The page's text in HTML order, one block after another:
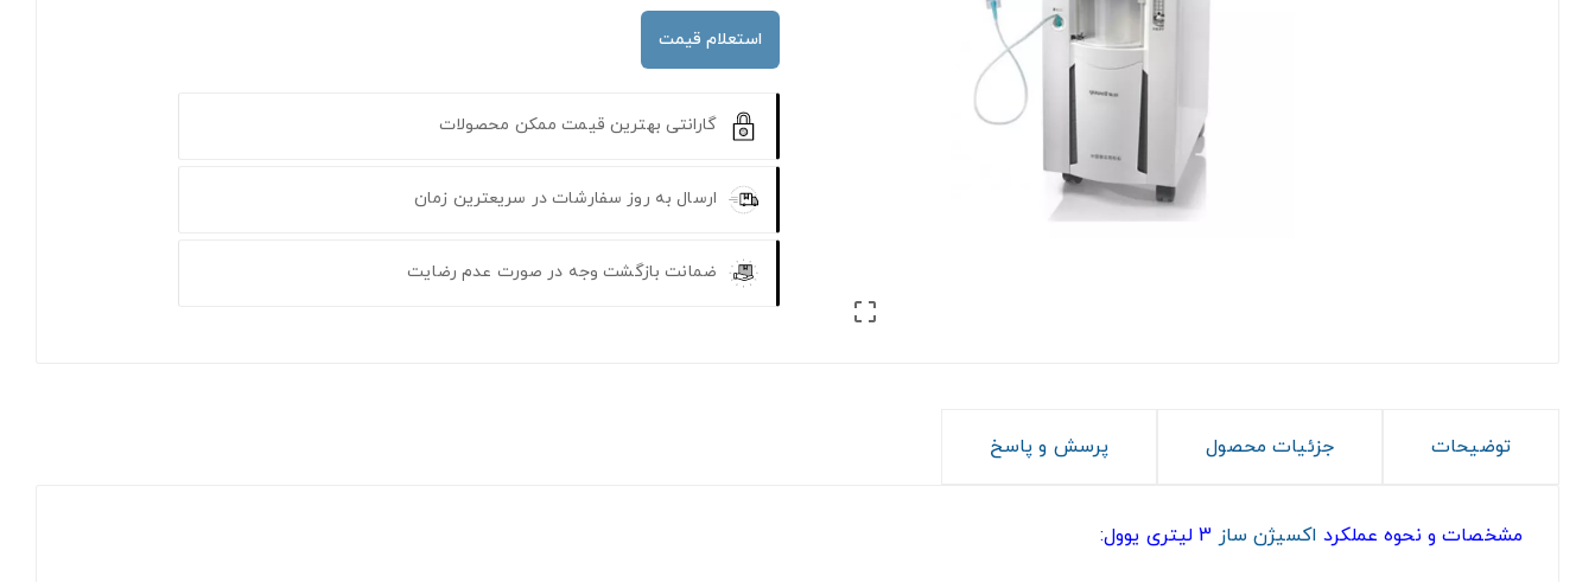

استعلام قیمت
گارانتی بهترین قیمت ممکن محصولات
ارسال به روز سفارشات در سریعترین زمان
ضمانت بازگشت وجه در صورت عدم رضایت
توضیحات جزئیات محصول پرسش و پاسخ
مشخصات و نحوه عملکرد اکسیژن ساز